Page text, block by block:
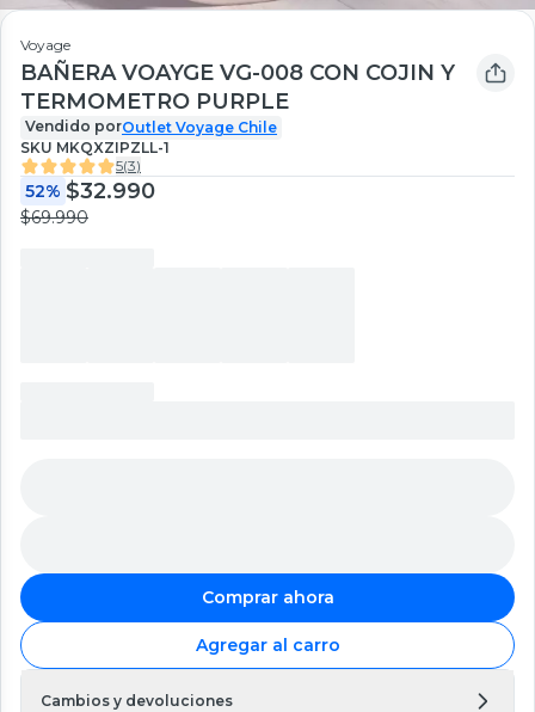
Voyage
BAÑERA VOAYGE VG-008 CON COJIN Y
TERMOMETRO PURPLE
Vendido porOutlet Voyage Chile
SKU MKQXZIPZLL-1
5(3)
52% $32.990
$69.990
Comprar ahora
Agregar al carro
Cambios y devoluciones